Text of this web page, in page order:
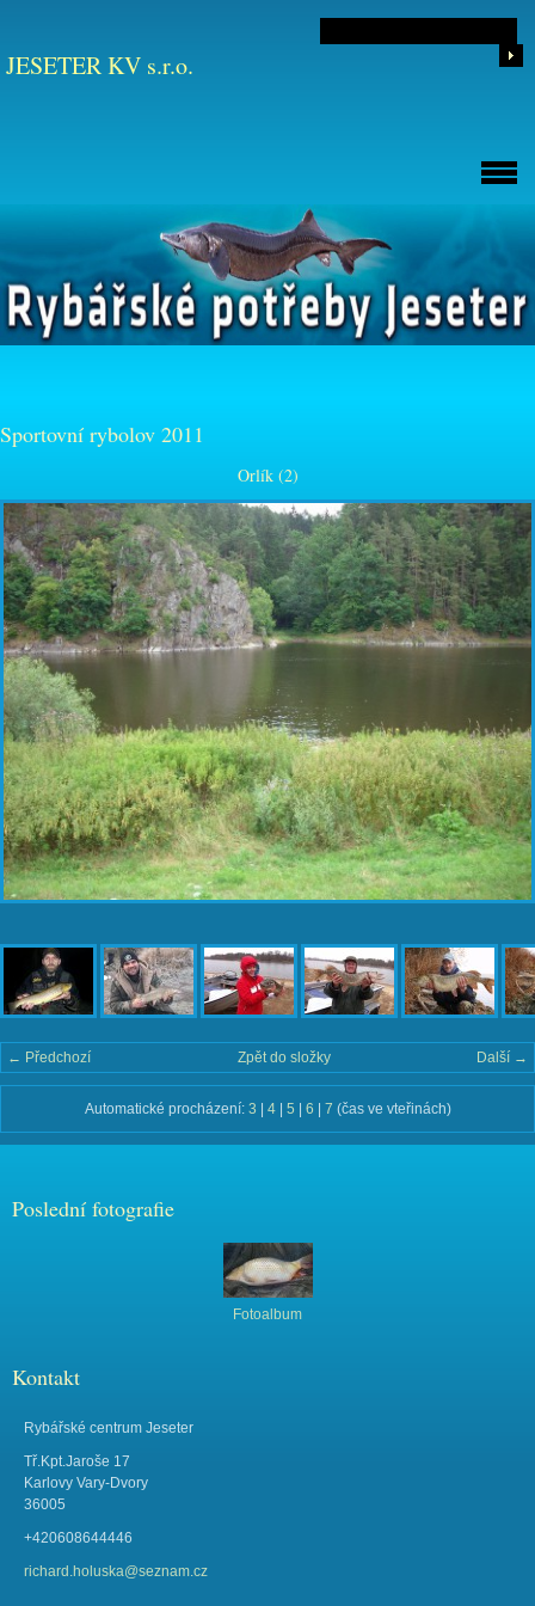
JESETER KV s.r.o.
Sportovní rybolov 2011
Orlík (2)
← Předchozí Další →
Zpět do složky
Automatické procházení: 3 | 4| 5 | 6 | 7 (čas ve vteřinách)
Poslední fotografie
Fotoalbum
Kontakt
Rybářské centrum Jeseter
Tř.Kpt.Jaroše 17
Karlovy Vary-Dvory
36005
+420608644446
richard.holuska@seznam.cz